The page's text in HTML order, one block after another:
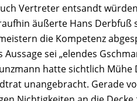
Vertreter entsandt
äußerte Hans
die Kompetenz
Aussage sei „elendes
hatte sichtlich
unangebracht. Gerade